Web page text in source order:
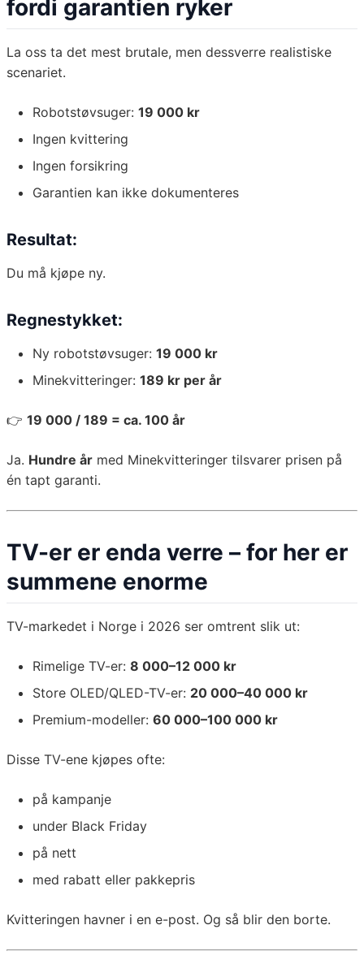
fordi garantien ryker
La oss ta det mest brutale, men dessverre realistiske
scenariet.
Robotstøvsuger: 19 000 kr
Ingen kvittering
Ingen forsikring
Garantien kan ikke dokumenteres
Resultat:
Du må kjøpe ny.
Regnestykket:
Ny robotstøvsuger: 19 000 kr
Minekvitteringer: 189 kr per år
👉 19 000 / 189 = ca. 100 år
Ja. Hundre år med Minekvitteringer tilsvarer prisen på
én tapt garanti.
TV-er er enda verre – for her er
summene enorme
TV-markedet i Norge i 2026 ser omtrent slik ut:
Rimelige TV-er: 8 000–12 000 kr
Store OLED/QLED-TV-er: 20 000–40 000 kr
Premium-modeller: 60 000–100 000 kr
Disse TV-ene kjøpes ofte:
på kampanje
under Black Friday
på nett
med rabatt eller pakkepris
Kvitteringen havner i en e-post. Og så blir den borte.